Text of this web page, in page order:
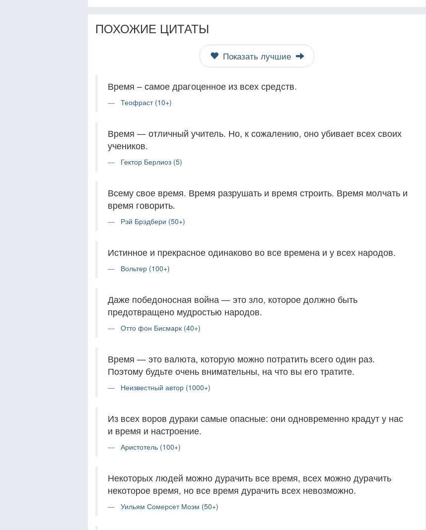
ПОХОЖИЕ ЦИТАТЫ
Показать лучшие
Время – самое драгоценное из всех средств.
Теофраст (10+)
Время — отличный учитель. Но, к сожалению, оно убивает всех своих
учеников.
Гектор Берлиоз (5)
Всему свое время. Время разрушать и время строить. Время молчать и
время говорить.
Рэй Брэдбери (50+)
Истинное и прекрасное одинаково во все времена и у всех народов.
Вольтер (100+)
Даже победоносная война — это зло, которое должно быть
предотвращено мудростью народов.
Отто фон Бисмарк (40+)
Время — это валюта, которую можно потратить всего один раз.
Поэтому будьте очень внимательны, на что вы его тратите.
Неизвестный автор (1000+)
Из всех воров дураки самые опасные: они одновременно крадут у нас
и время и настроение.
Аристотель (100+)
Некоторых людей можно дурачить все время, всех можно дурачить
некоторое время, но все время дурачить всех невозможно.
Уильям Сомерсет Моэм (50+)